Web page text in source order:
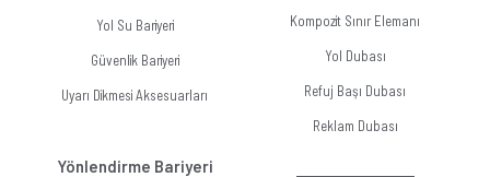
Yol Su Bariyeri
Güvenlik Bariyeri
Uyarı Dikmesi Aksesuarları
Yönlendirme Bariyeri
Kompozit Sınır Elemanı
Yol Dubası
Refuj Başı Dubası
Reklam Dubası